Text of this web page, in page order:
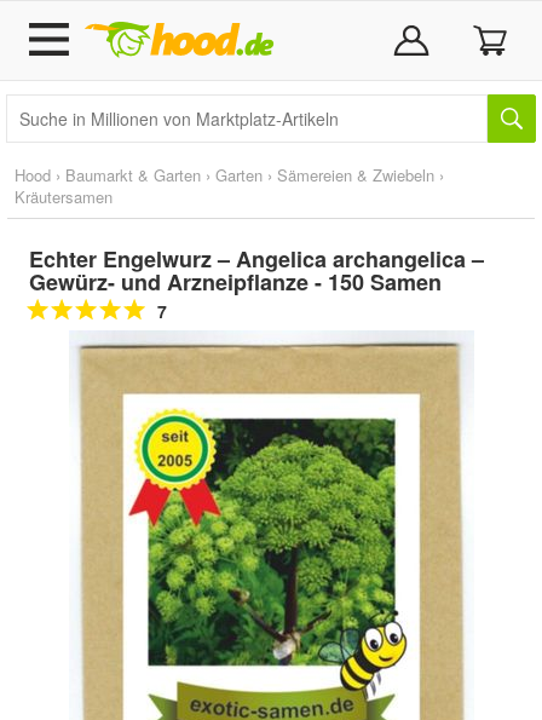
Hood › Baumarkt & Garten › Garten › Sämereien & Zwiebeln ›
Kräutersamen
Echter Engelwurz – Angelica archangelica –
Gewürz- und Arzneipflanze - 150 Samen
7